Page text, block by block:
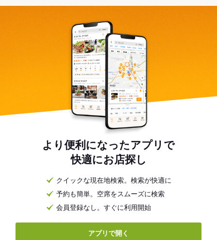
より便利になったアプリで
快適にお店探し
クイックな現在地検索。検索が快適に
予約も簡単。空席をスムーズに検索
会員登録なし。すぐに利用開始
アプリで開く